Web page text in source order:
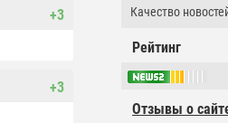
Качество
Рейтинг
Отзывы о
+3
+3